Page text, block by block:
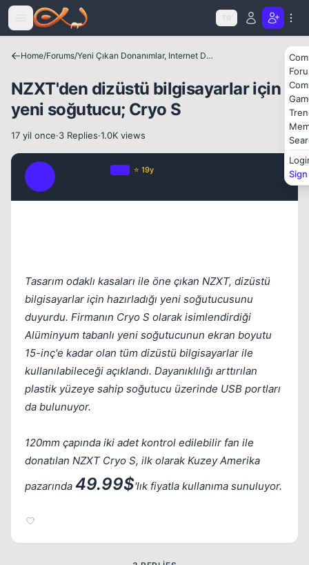
Icerige atla
TR
Home/Forums/ Yeni Çıkan Donanımlar, Internet Dünyası ve Benzer Konular
NZXT'den dizüstü bilgisayarlar için
yeni soğutucu; Cryo S
17 yil once·3 Replies·1.0K views
⭐ 19y
Tasarım odaklı kasaları ile öne çıkan NZXT, dizüstü
bilgisayarlar için hazırladığı yeni soğutucusunu
duyurdu. Firmanın Cryo S olarak isimlendirdiği
Alüminyum tabanlı yeni soğutucunun ekran boyutu
15-inç'e kadar olan tüm dizüstü bilgisayarlar ile
kullanılabileceği açıklandı. Dayanıklılığı arttırılan
plastik yüzeye sahip soğutucu üzerinde USB portları
da bulunuyor.
120mm çapında iki adet kontrol edilebilir fan ile
donatılan NZXT Cryo S, ilk olarak Kuzey Amerika
pazarında 49.99$'lık fiyatla kullanıma sunuluyor.